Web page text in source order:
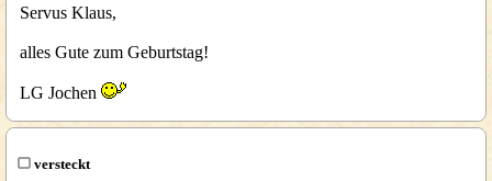
Servus Klaus,
alles Gute zum Geburtstag!
LG Jochen
versteckt